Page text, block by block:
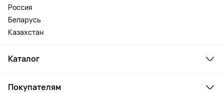
Россия
Беларусь
Казахстан
Каталог
Ноутбуки, мониторы, VR
Покупателям